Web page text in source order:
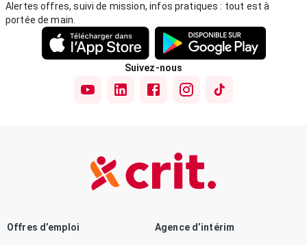
Alertes offres, suivi de mission, infos pratiques : tout est à
portée de main.
Suivez-nous
Offres d’emploi Agence d’intérim